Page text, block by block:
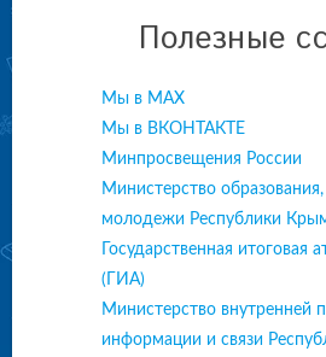
Полезные
Мы в МАХ
Мы в ВКОНТАКТЕ
Минпросвещения России
Министерство
молодежи Республики
Государственная итоговая
(ГИА)
Министерство внутренней
информации и связи